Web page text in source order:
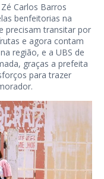
Carlos Barros
benfeitorias na
precisam transitar por
e agora contam
região, e a UBS de
graças a prefeita
para trazer